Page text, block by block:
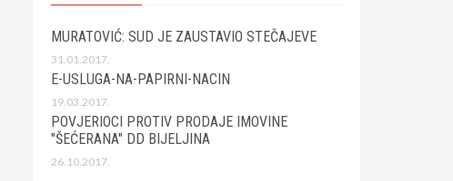
MURATOVIĆ: SUD JE ZAUSTAVIO STEČAJEVE
31.01.2017.
E-USLUGA-NA-PAPIRNI-NACIN
19.03.2017.
POVJERIOCI PROTIV PRODAJE IMOVINE
"ŠEĆERANA" DD BIJELJINA
26.10.2017.